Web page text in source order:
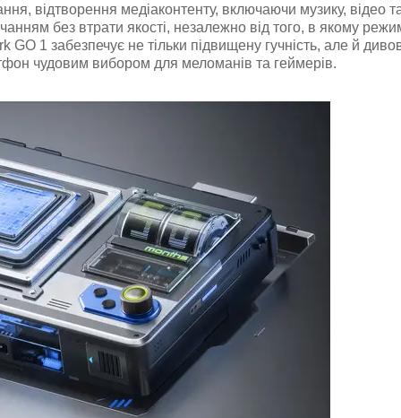
відтворення медіаконтенту, включаючи музику, відео
без втрати якості, незалежно від того, в якому
1 забезпечує не тільки підвищену гучність, але й
чудовим вибором для меломанів та геймерів.